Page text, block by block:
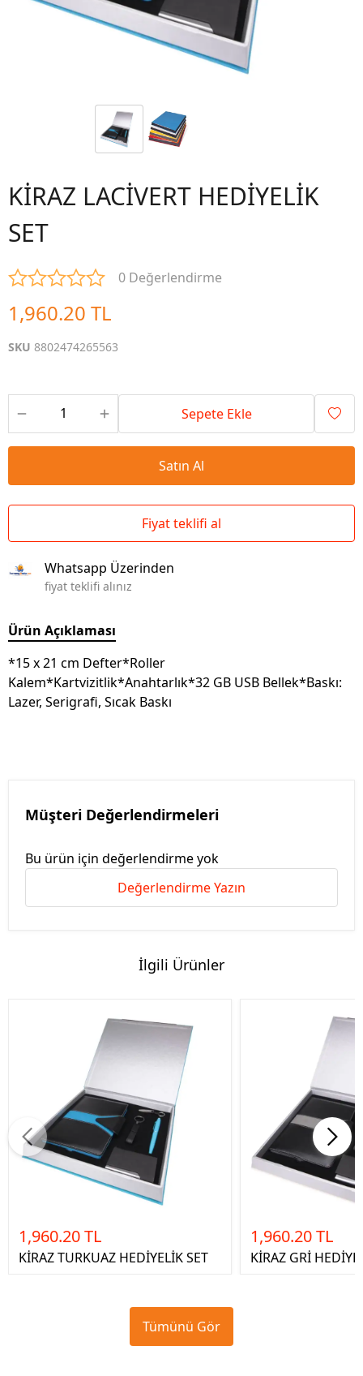
KİRAZ LACİVERT HEDİYELİK
SET
0 Değerlendirme
1,960.20 TL
SKU 8802474265563
Sepete Ekle
Satın Al
Fiyat teklifi al
Whatsapp Üzerinden
fiyat teklifi alınız
Ürün Açıklaması
*15 x 21 cm Defter*Roller
Kalem*Kartvizitlik*Anahtarlık*32 GB USB Bellek*Baskı:
Lazer, Serigrafi, Sıcak Baskı
Müşteri Değerlendirmeleri
Bu ürün için değerlendirme yok
Değerlendirme Yazın
İlgili Ürünler
1,960.20 TL
KİRAZ TURKUAZ HEDİYELİK SET
1,960.20 TL
KİRAZ GRİ
Tümünü Gör